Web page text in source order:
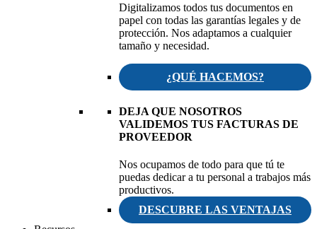
Digitalizamos todos tus documentos en
papel con todas las garantías legales y de
protección. Nos adaptamos a cualquier
tamaño y necesidad.
¿QUÉ HACEMOS?
DEJA QUE NOSOTROS
VALIDEMOS TUS FACTURAS DE
PROVEEDOR
Nos ocupamos de todo para que tú te
puedas dedicar a tu personal a trabajos más
productivos.
DESCUBRE LAS VENTAJAS